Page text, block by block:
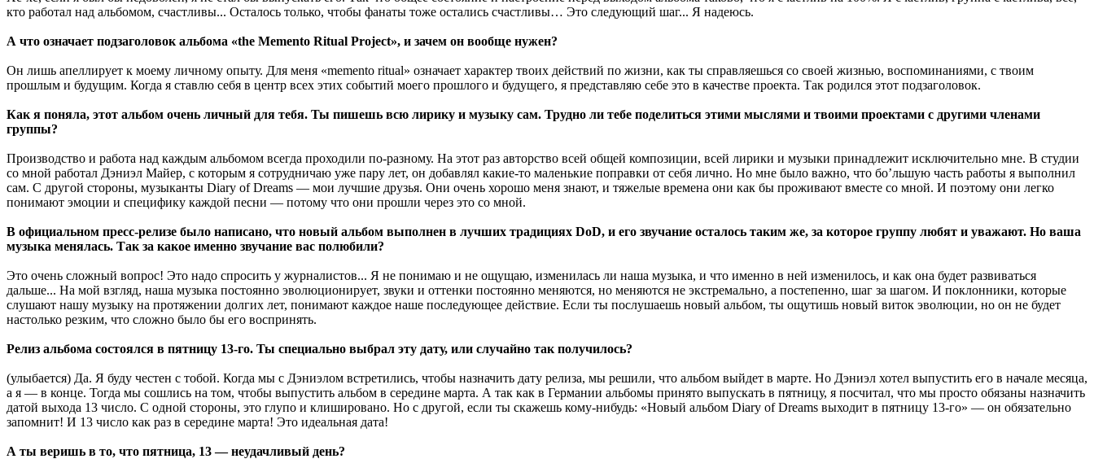
кто работал над альбомом, счастливы... Осталось только, чтобы фанаты тоже остались счастливы… Это следующий шаг... Я надеюсь.
А что означает подзаголовок альбома «the Memento Ritual Project», и зачем он вообще нужен?
Он лишь апеллирует к моему личному опыту. Для меня «memento ritual» означает характер твоих действий по жизни, как ты справляешься со своей жизнью, воспоминаниями, с твоим
прошлым и будущим. Когда я ставлю себя в центр всех этих событий моего прошлого и будущего, я представляю себе это в качестве проекта. Так родился этот подзаголовок.
Как я поняла, этот альбом очень личный для тебя. Ты пишешь всю лирику и музыку сам. Трудно ли тебе поделиться этими мыслями и твоими проектами с другими членами
группы?
Производство и работа над каждым альбомом всегда проходили по-разному. На этот раз авторство всей общей композиции, всей лирики и музыки принадлежит исключительно мне. В студии
со мной работал Дэниэл Майер, с которым я сотрудничаю уже пару лет, он добавлял какие-то маленькие поправки от себя лично. Но мне было важно, что бo’льшую часть работы я выполнил
сам. С другой стороны, музыканты Diary of Dreams — мои лучшие друзья. Они очень хорошо меня знают, и тяжелые времена они как бы проживают вместе со мной. И поэтому они легко
понимают эмоции и специфику каждой песни — потому что они прошли через это со мной.
В официальном пресс-релизе было написано, что новый альбом выполнен в лучших традициях DoD, и его звучание осталось таким же, за которое группу любят и уважают. Но ваша
музыка менялась. Так за какое именно звучание вас полюбили?
Это очень сложный вопрос! Это надо спросить у журналистов... Я не понимаю и не ощущаю, изменилась ли наша музыка, и что именно в ней изменилось, и как она будет развиваться
дальше... На мой взгляд, наша музыка постоянно эволюционирует, звуки и оттенки постоянно меняются, но меняются не экстремально, а постепенно, шаг за шагом. И поклонники, которые
слушают нашу музыку на протяжении долгих лет, понимают каждое наше последующее действие. Если ты послушаешь новый альбом, ты ощутишь новый виток эволюции, но он не будет
настолько резким, что сложно было бы его воспринять.
Релиз альбома состоялся в пятницу 13-го. Ты специально выбрал эту дату, или случайно так получилось?
(улыбается) Да. Я буду честен с тобой. Когда мы с Дэниэлом встретились, чтобы назначить дату релиза, мы решили, что альбом выйдет в марте. Но Дэниэл хотел выпустить его в начале месяца,
а я — в конце. Тогда мы сошлись на том, чтобы выпустить альбом в середине марта. А так как в Германии альбомы принято выпускать в пятницу, я посчитал, что мы просто обязаны назначить
датой выхода 13 число. С одной стороны, это глупо и клишировано. Но с другой, если ты скажешь кому-нибудь: «Новый альбом Diary of Dreams выходит в пятницу 13-го» — он обязательно
запомнит! И 13 число как раз в середине марта! Это идеальная дата!
А ты веришь в то, что пятница, 13 — неудачливый день?